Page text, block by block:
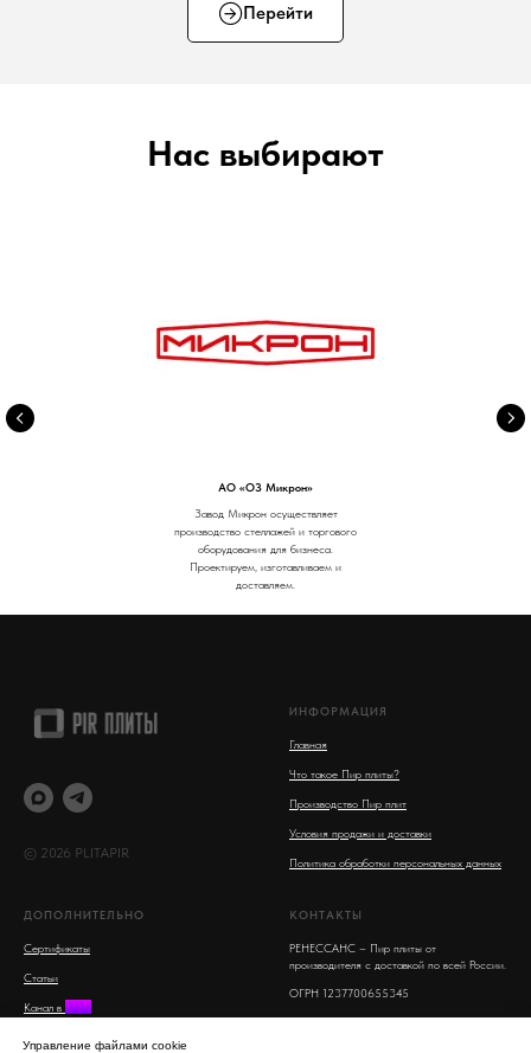
Перейти
Нас выбирают
АО «ОЗ Микрон»
Завод Микрон осуществляет
производство стеллажей и торгового
оборудования для бизнеса.
Проектируем, изготавливаем и
доставляем.
© 2026 PLITAPIR
ИНФОРМАЦИЯ
Главная
Что такое Пир плиты?
Производство Пир плит
Условия продажи и доставки
Политика обработки персональных данных
ДОПОЛНИТЕЛЬНО
Сертификаты
Статьи
Канал в MAX
КОНТАКТЫ
РЕНЕССАНС – Пир плиты от
производителя с доставкой по всей России.
ОГРН 1237700655345
Московская область, Люберцы, улица 8
Управление файлами cookie